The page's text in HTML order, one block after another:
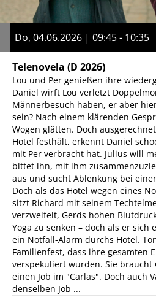
Do, 04.06.2026 | 09:45 - 10:35
Telenovela (D 2026)
Lou und Per genießen ihre
Daniel wirft Lou verletzt
Männerbesuch haben, er aber
sein? Nach einem klärenden
Wogen glätten. Doch
Hotel festhält, erkennt Daniel
mit Per verbracht hat. Julius will
bittet ihn, mit ihm
aus und sucht Ablenkung bei
Doch als das Hotel wegen eines
sitzt Richard mit seinem
verzweifelt, Gerds hohen
Yoga zu senken – doch als er
ein Notfall-Alarm durchs Hotel.
Familienfest, dass ihre gesamten
verspekuliert wurden. Sie
einen Job im "Carlas". Doch auch
denselben Job ...